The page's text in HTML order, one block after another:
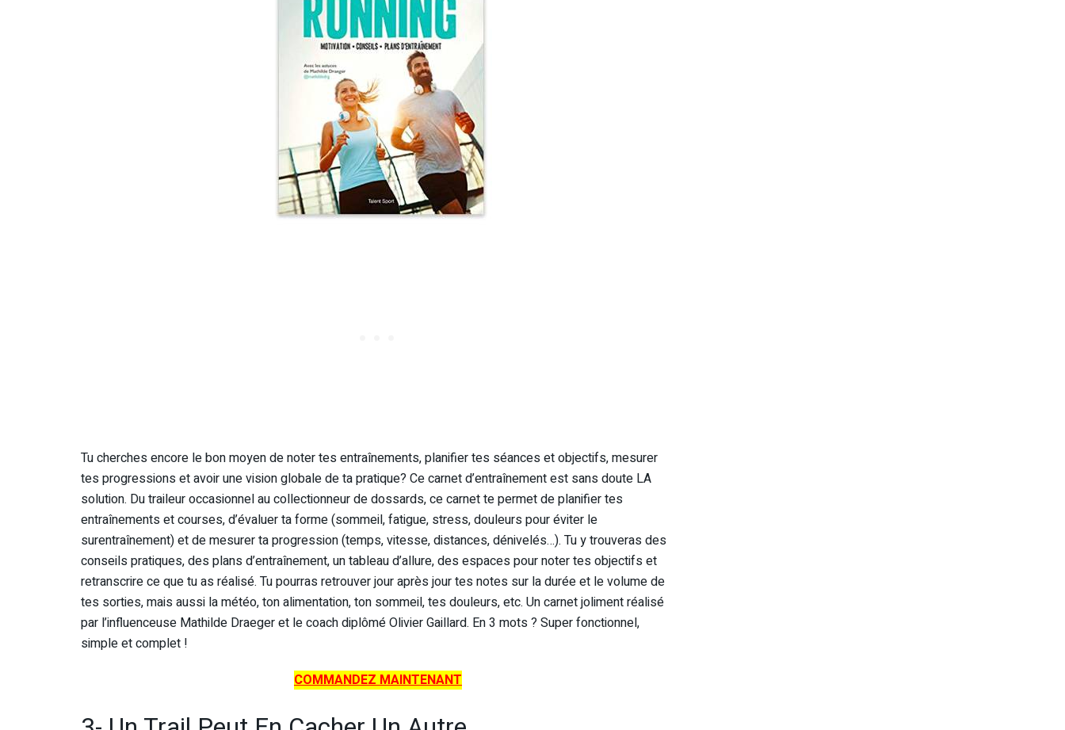
Tu cherches encore le bon moyen de noter tes entraînements, planifier tes séances et objectifs, mesurer
tes progressions et avoir une vision globale de ta pratique? Ce carnet d’entraînement est sans doute LA
solution. Du traileur occasionnel au collectionneur de dossards, ce carnet te permet de planifier tes
entraînements et courses, d’évaluer ta forme (sommeil, fatigue, stress, douleurs pour éviter le
surentraînement) et de mesurer ta progression (temps, vitesse, distances, dénivelés…). Tu y trouveras des
conseils pratiques, des plans d’entraînement, un tableau d’allure, des espaces pour noter tes objectifs et
retranscrire ce que tu as réalisé. Tu pourras retrouver jour après jour tes notes sur la durée et le volume de
tes sorties, mais aussi la météo, ton alimentation, ton sommeil, tes douleurs, etc. Un carnet joliment réalisé
par l’influenceuse Mathilde Draeger et le coach diplômé Olivier Gaillard. En 3 mots ? Super fonctionnel,
simple et complet !
COMMANDEZ MAINTENANT